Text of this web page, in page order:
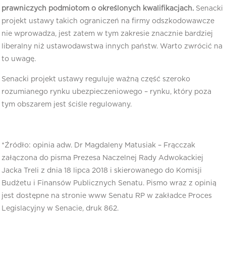
prawniczych podmiotom o określonych kwalifikacjach. Senacki
projekt ustawy takich ograniczeń na firmy odszkodowawcze
nie wprowadza, jest zatem w tym zakresie znacznie bardziej
liberalny niż ustawodawstwa innych państw. Warto zwrócić na
to uwagę.
Senacki projekt ustawy reguluje ważną część szeroko
rozumianego rynku ubezpieczeniowego – rynku, który poza
tym obszarem jest ściśle regulowany.
*Źródło: opinia adw. Dr Magdaleny Matusiak – Frącczak
załączona do pisma Prezesa Naczelnej Rady Adwokackiej
Jacka Treli z dnia 18 lipca 2018 i skierowanego do Komisji
Budżetu i Finansów Publicznych Senatu. Pismo wraz z opinią
jest dostępne na stronie www Senatu RP w zakładce Proces
Legislacyjny w Senacie, druk 862.